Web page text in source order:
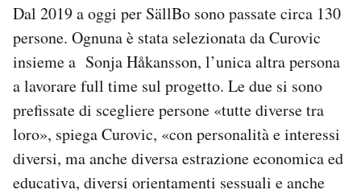
Dal 2019 a oggi per SällBo sono passate circa 130
persone. Ognuna è stata selezionata da Curovic
insieme a Sonja Håkansson, l’unica altra persona
a lavorare full time sul progetto. Le due si sono
prefissate di scegliere persone «tutte diverse tra
loro», spiega Curovic, «con personalità e interessi
diversi, ma anche diversa estrazione economica ed
educativa, diversi orientamenti sessuali e anche